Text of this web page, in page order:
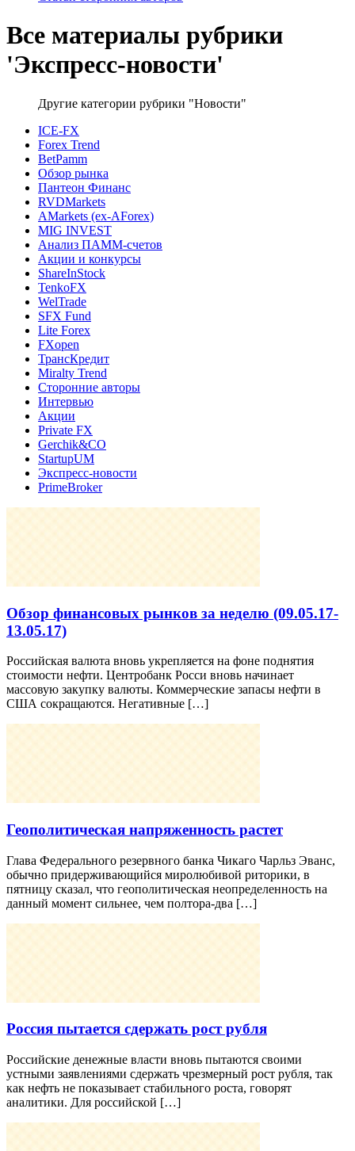
Все материалы рубрики
'Экспресс-новости'
Другие категории рубрики "Новости"
ICE-FX
Forex Trend
BetPamm
Обзор рынка
Пантеон Финанс
RVDMarkets
AMarkets (ex-AForex)
MIG INVEST
Анализ ПАММ-счетов
Акции и конкурсы
ShareInStock
TenkoFX
WelTrade
SFX Fund
Lite Forex
FXopen
ТрансКредит
Miralty Trend
Сторонние авторы
Интервью
Акции
Private FX
Gerchik&CO
StartupUM
Экспресс-новости
PrimeBroker
Обзор финансовых рынков за неделю (09.05.17-
13.05.17)
Российская валюта вновь укрепляется на фоне поднятия
стоимости нефти. Центробанк Росси вновь начинает
массовую закупку валюты. Коммерческие запасы нефти в
США сокращаются. Негативные […]
Геополитическая напряженность растет
Глава Федерального резервного банка Чикаго Чарльз Эванс,
обычно придерживающийся миролюбивой риторики, в
пятницу сказал, что геополитическая неопределенность на
данный момент сильнее, чем полтора-два […]
Россия пытается сдержать рост рубля
Российские денежные власти вновь пытаются своими
устными заявлениями сдержать чрезмерный рост рубля, так
как нефть не показывает стабильного роста, говорят
аналитики. Для российской […]